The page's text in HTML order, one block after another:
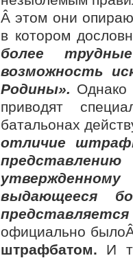
Â этом они
в котором
более
возможность
Родины». Однако
приводят
батальонах
отличие
выдающееся
официально
штрафбатом. И